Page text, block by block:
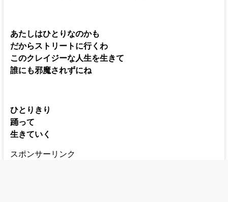
あたしはひとりなのかも
だからストリートに行くわ
このクレイジーな人生を生きて
誰にも邪魔されずにね
ひとりきり
踊って
生きていく
スポンサーリンク